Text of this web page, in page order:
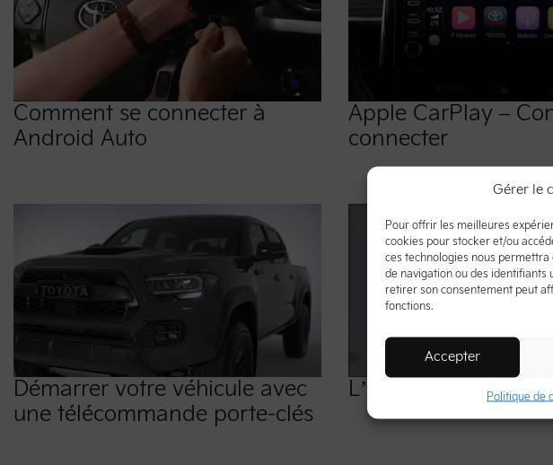
Gérer le
Pour offrir les meilleures
cookies pour stocker et/ou
ces technologies nous
de navigation ou des identifiants
retirer son consentement peut
fonctions.
Accepter
Politique de
Comment se connecter à
Android Auto
Apple CarPlay –
connecter
Démarrer votre véhicule avec
une télécommande porte-clés
L’app Toyota